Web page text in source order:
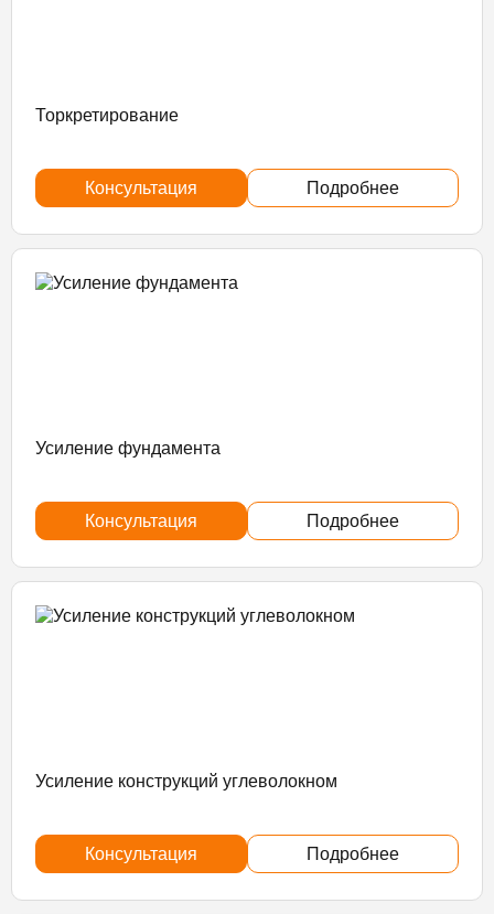
Торкретирование
Консультация Подробнее
Усиление фундамента
Консультация Подробнее
Усиление конструкций углеволокном
Консультация Подробнее